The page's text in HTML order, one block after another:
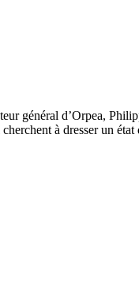
général d’Orpea,
à dresser un